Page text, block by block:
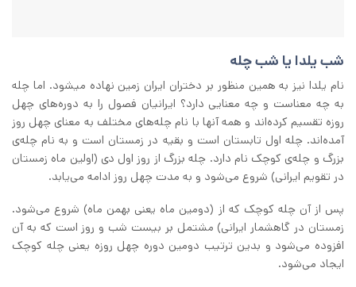
شب یلدا یا شب چله
نام‌ یلدا نیز به همین منظور بر دختران ایران زمین نهاده میشود. اما چله
به چه معناست و چه معنایی دارد؟ ایرانیان فصول را به دوره‌های چهل
روزه تقسیم کرده‌اند و همه آنها با نام چله‌های مختلف به معنای چهل روز
آمده‌اند. چله اول تابستان است و بقیه در زمستان است و به نام چله‌ی
بزرگ و چله‌ی کوچک نام دارد. چله بزرگ از روز اول دی (اولین ماه زمستان
در تقویم ایرانی) شروع می‌شود و به مدت چهل روز ادامه می‌یابد.
پس از آن چله کوچک که از (دومین ماه یعنی بهمن ماه) شروع می‌شود.
زمستان در گاهشمار ایرانی) مشتمل بر بیست شب و روز است که به آن
افزوده می‌شود و بدین ترتیب دومین دوره چهل روزه یعنی چله کوچک
ایجاد می‌شود.